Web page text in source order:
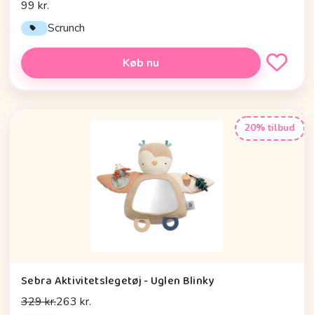
99 kr.
Scrunch
Køb nu
20% tilbud
Sebra Aktivitetslegetøj - Uglen Blinky
329 kr.263 kr.